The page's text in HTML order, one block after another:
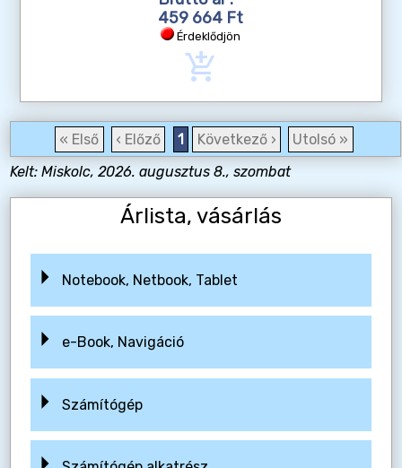
459 664 Ft
Érdeklődjön
add_shopping_cart
« Első ‹ Előző 1 Következő ›
Utolsó »
Kelt: Miskolc, 2026. augusztus 8., szombat
Árlista, vásárlás
Notebook, Netbook, Tablet
e-Book, Navigáció
Számítógép